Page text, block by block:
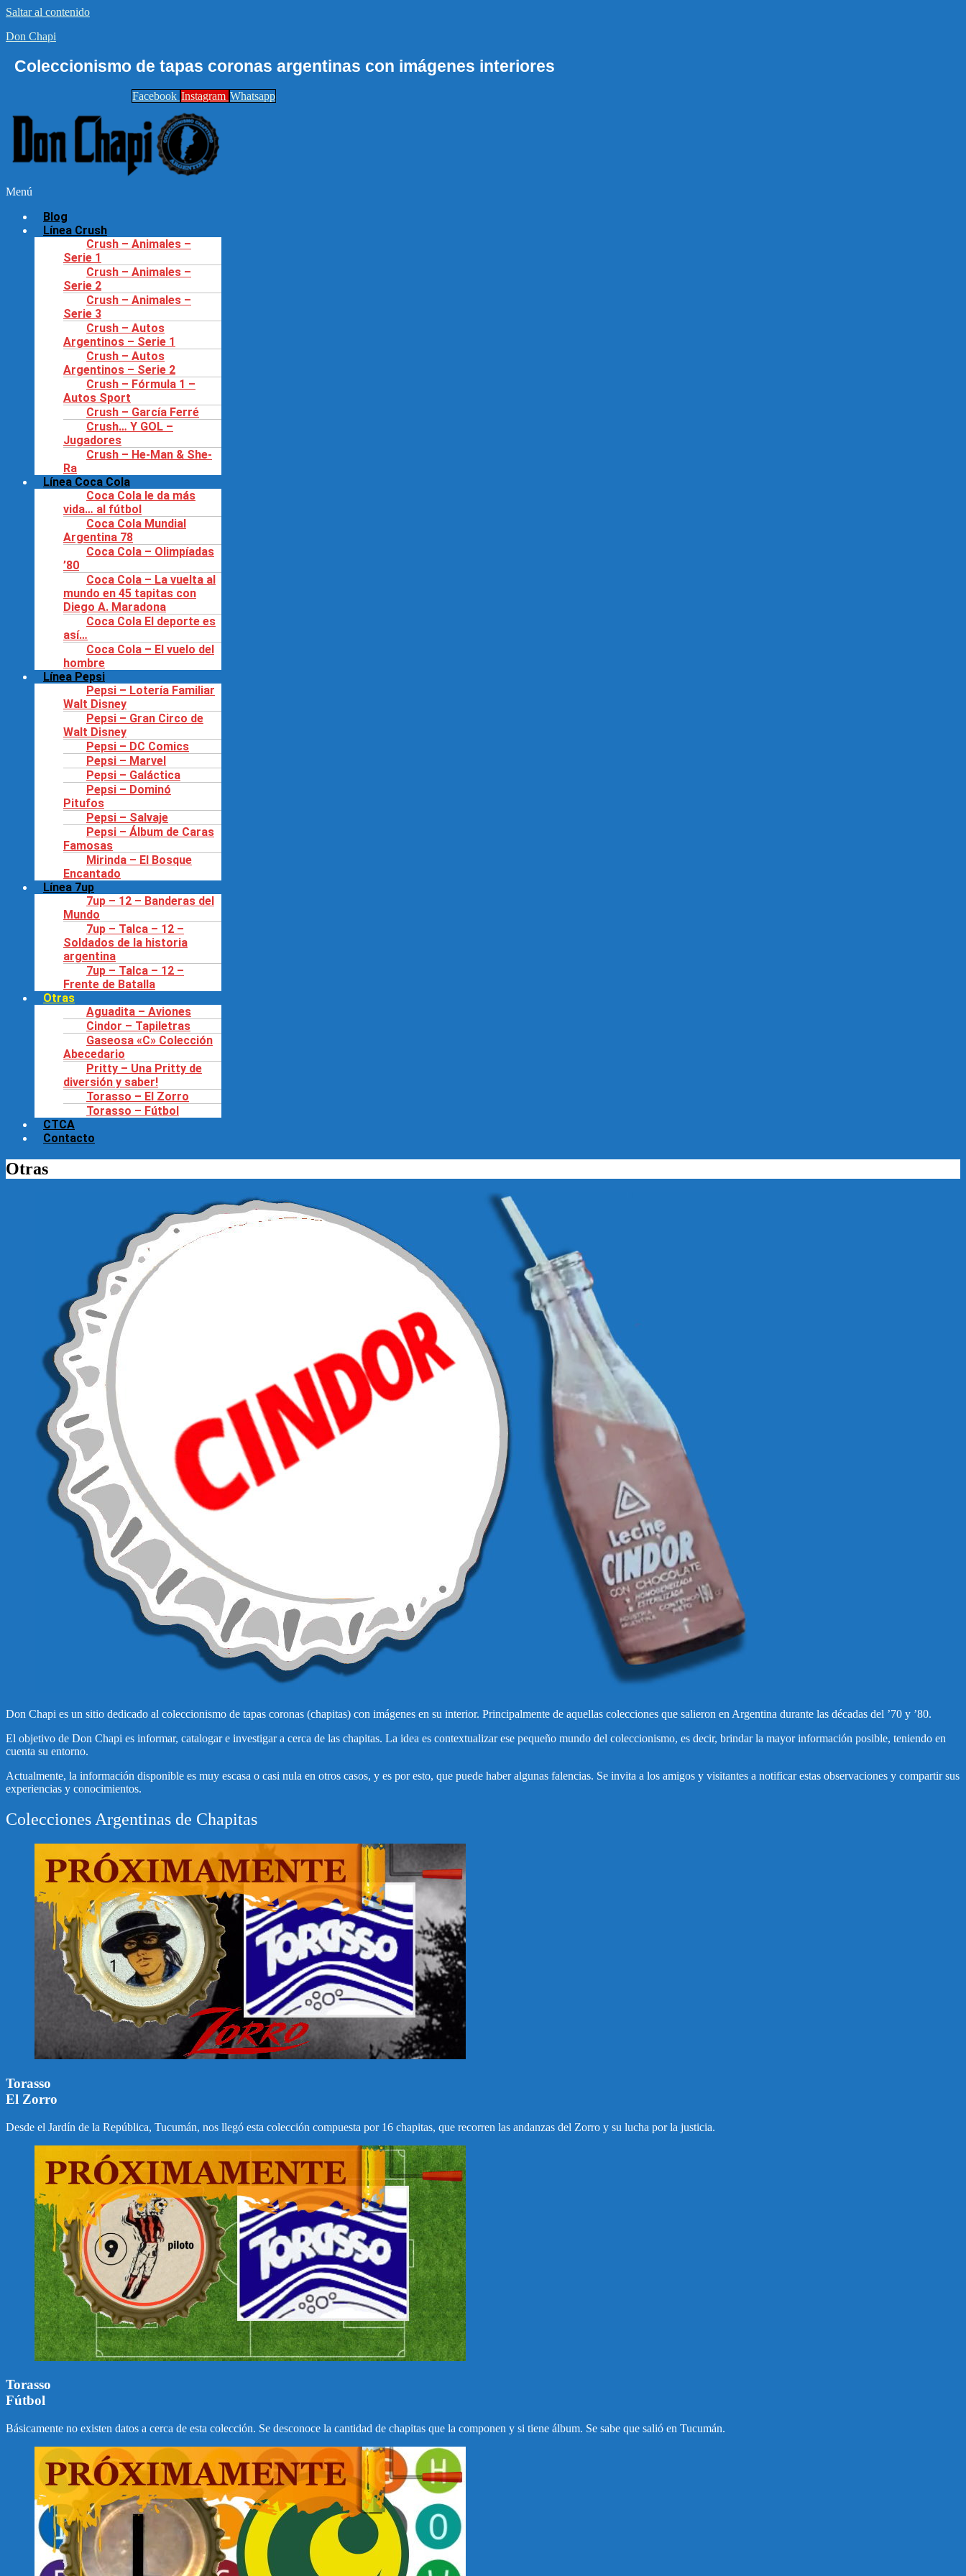
Saltar al contenido
Don Chapi
Coleccionismo de tapas coronas argentinas con imágenes interiores
Facebook Instagram Whatsapp
Menú
Blog
Línea Crush
Crush – Animales –
Serie 1
Crush – Animales –
Serie 2
Crush – Animales –
Serie 3
Crush – Autos
Argentinos – Serie 1
Crush – Autos
Argentinos – Serie 2
Crush – Fórmula 1 –
Autos Sport
Crush – García Ferré
Crush… Y GOL –
Jugadores
Crush – He-Man & She-
Ra
Línea Coca Cola
Coca Cola le da más
vida… al fútbol
Coca Cola Mundial
Argentina 78
Coca Cola – Olimpíadas
’80
Coca Cola – La vuelta al
mundo en 45 tapitas con
Diego A. Maradona
Coca Cola El deporte es
así…
Coca Cola – El vuelo del
hombre
Línea Pepsi
Pepsi – Lotería Familiar
Walt Disney
Pepsi – Gran Circo de
Walt Disney
Pepsi – DC Comics
Pepsi – Marvel
Pepsi – Galáctica
Pepsi – Dominó
Pitufos
Pepsi – Salvaje
Pepsi – Álbum de Caras
Famosas
Mirinda – El Bosque
Encantado
Línea 7up
7up – 12 – Banderas del
Mundo
7up – Talca – 12 –
Soldados de la historia
argentina
7up – Talca – 12 –
Frente de Batalla
Otras
Aguadita – Aviones
Cindor – Tapiletras
Gaseosa «C» Colección
Abecedario
Pritty – Una Pritty de
diversión y saber!
Torasso – El Zorro
Torasso – Fútbol
CTCA
Contacto
Otras
Don Chapi es un sitio dedicado al coleccionismo de tapas coronas (chapitas) con imágenes en su interior. Principalmente de aquellas colecciones que salieron en Argentina durante las décadas del ’70 y ’80.
El objetivo de Don Chapi es informar, catalogar e investigar a cerca de las chapitas. La idea es contextualizar ese pequeño mundo del coleccionismo, es decir, brindar la mayor información posible, teniendo en
cuenta su entorno.
Actualmente, la información disponible es muy escasa o casi nula en otros casos, y es por esto, que puede haber algunas falencias. Se invita a los amigos y visitantes a notificar estas observaciones y compartir sus
experiencias y conocimientos.
Colecciones Argentinas de Chapitas
Torasso
El Zorro
Desde el Jardín de la República, Tucumán, nos llegó esta colección compuesta por 16 chapitas, que recorren las andanzas del Zorro y su lucha por la justicia.
Torasso
Fútbol
Básicamente no existen datos a cerca de esta colección. Se desconoce la cantidad de chapitas que la componen y si tiene álbum. Se sabe que salió en Tucumán.